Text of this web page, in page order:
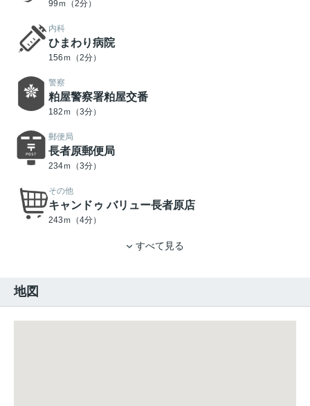
99ｍ（2分）
内科
ひまわり病院
156ｍ（2分）
警察
粕屋警察署粕屋交番
182ｍ（3分）
郵便局
長者原郵便局
234ｍ（3分）
その他
キャンドゥ バリュー長者原店
243ｍ（4分）
すべて見る
地図